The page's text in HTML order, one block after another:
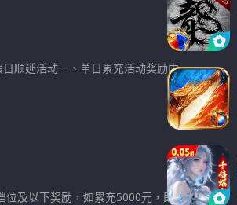
顺延活动一、单日累充活动奖励内
位及以下奖励，如累充5000元，即可